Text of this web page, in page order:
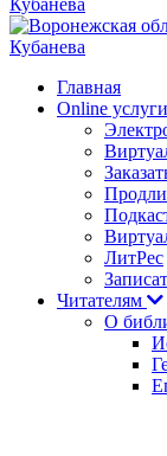
Главная
Online услуги
ЛитРес
Читателям
О